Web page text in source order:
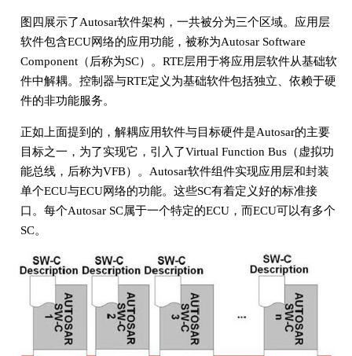
图四展示了Autosar软件架构，一共被分为三个区域。应用层
软件包含ECU网络的应用功能，被称为Autosar Software
Component（后称为SC）。RTE层用于将应用层软件从基础软
件中解耦。控制器与RTE定义为基础软件包括独立、依赖于硬
件的非功能服务。
正如上面提到的，解耦应用软件与目标硬件是Autosar的主要
目标之一，为了实现它，引入了Virtual Function Bus（虚拟功
能总线，后称为VFB）。Autosar软件组件实现应用层和封装
单个ECU与ECU网络的功能。这些SC有着定义好的标准接
口。每个Autosar SC属于一个特定的ECU，而ECU可以有多个
SC。